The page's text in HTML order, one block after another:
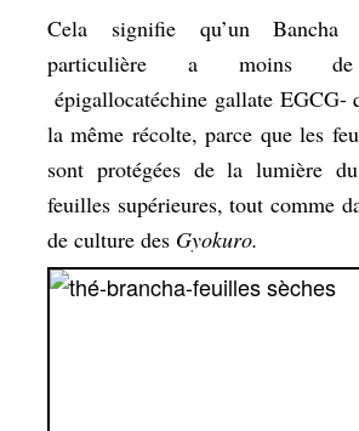
Cela signifie qu’un Bancha
particulière a moins de
épigallocatéchine gallate EGCG-
la même récolte, parce que les
sont protégées de la lumière
feuilles supérieures, tout comme
de culture des Gyokuro.